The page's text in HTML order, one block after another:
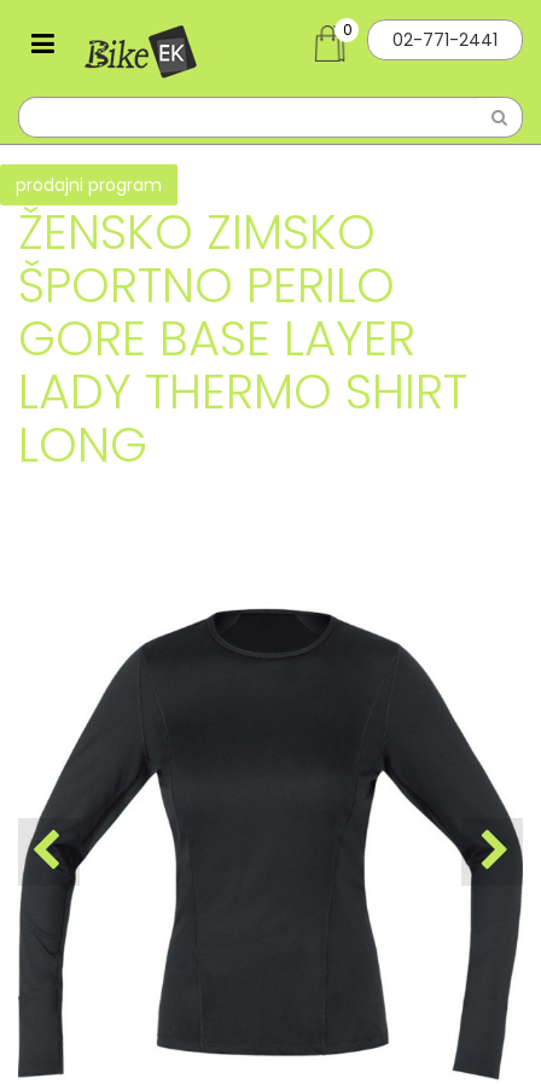
02-771-2441
0
prodajni program
ŽENSKO ZIMSKO
ŠPORTNO PERILO
GORE BASE LAYER
LADY THERMO SHIRT
LONG